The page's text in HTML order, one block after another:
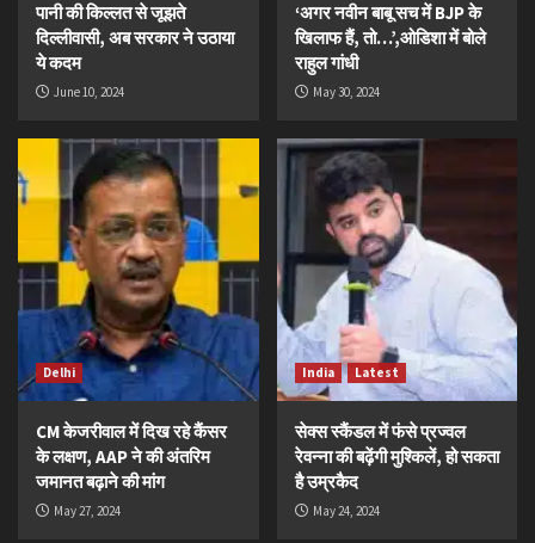
पानी की किल्लत से जूझते
दिल्लीवासी, अब सरकार ने उठाया
ये कदम
June 10, 2024
‘अगर नवीन बाबू सच में BJP के
खिलाफ हैं, तो…’,ओडिशा में बोले
राहुल गांधी
May 30, 2024
Delhi
CM केजरीवाल में दिख रहे कैंसर
के लक्षण, AAP ने की अंतरिम
जमानत बढ़ाने की मांग
May 27, 2024
India Latest
सेक्स स्कैंडल में फंसे प्रज्वल
रेवन्ना की बढ़ेंगी मुश्किलें, हो सकता
है उम्रकैद
May 24, 2024